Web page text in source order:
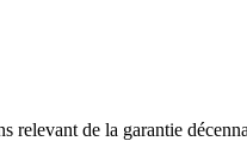
relevant de la garantie